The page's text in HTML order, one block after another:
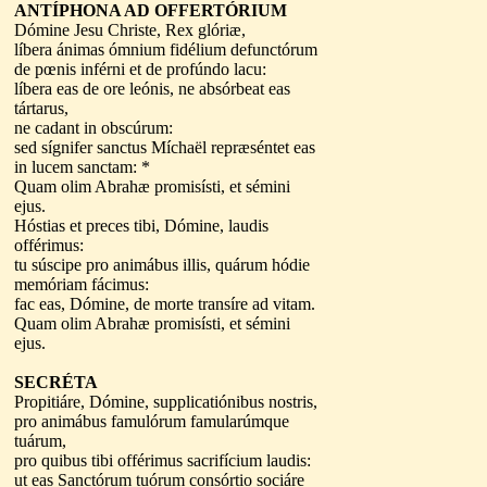
ANTÍPHONA AD OFFERTÓRIUM
Dómine Jesu Christe, Rex glóriæ,
líbera ánimas ómnium fidélium defunctórum
de pœnis inférni et de profúndo lacu:
líbera eas de ore leónis, ne absórbeat eas
tártarus,
ne cadant in obscúrum:
sed sígnifer sanctus Míchaël repræséntet eas
in lucem sanctam: *
Quam olim Abrahæ promisísti, et sémini
ejus.
Hóstias et preces tibi, Dómine, laudis
offérimus:
tu súscipe pro animábus illis, quárum hódie
memóriam fácimus:
fac eas, Dómine, de morte transíre ad vitam.
Quam olim Abrahæ promisísti, et sémini
ejus.
SECRÉTA
Propitiáre, Dómine, supplicatiónibus nostris,
pro animábus famulórum famularúmque
tuárum,
pro quibus tibi offérimus sacrifícium laudis:
ut eas Sanctórum tuórum consórtio sociáre